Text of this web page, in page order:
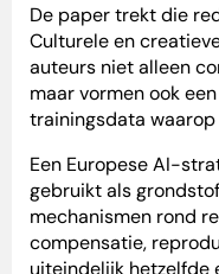
De paper trekt die
Culturele en
auteurs niet alleen
maar vormen ook
trainingsdata
Een Europese AI-
gebruikt als
mechanismen rond
compensatie,
uiteindelijk hetzelfde